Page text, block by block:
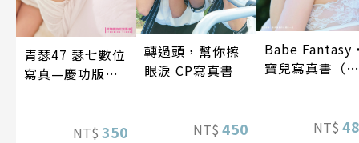
青瑟47 瑟七數位
寫真—慶功版
NT$ 350
轉過頭，幫你擦
眼淚 CP寫真書
NT$ 450
Babe
寶兒寫真書（加
NT$